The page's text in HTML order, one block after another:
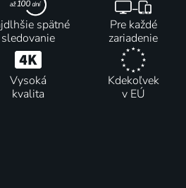
spätné
sledovanie
Pre každé
zariadenie
Vysoká
kvalita
Kdekoľvek
v EÚ